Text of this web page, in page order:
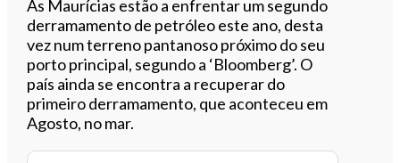
As Maurícias estão a enfrentar um segundo
derramamento de petróleo este ano, desta
vez num terreno pantanoso próximo do seu
porto principal, segundo a ‘Bloomberg’. O
país ainda se encontra a recuperar do
primeiro derramamento, que aconteceu em
Agosto, no mar.